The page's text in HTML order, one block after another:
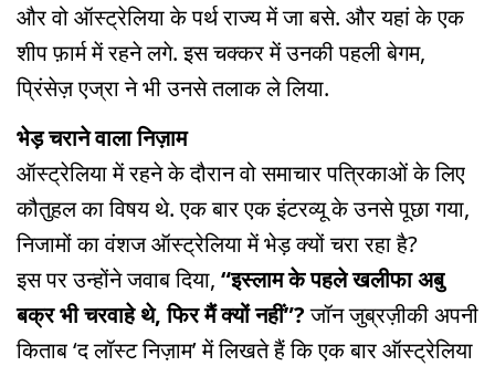
और वो ऑस्ट्रेलिया के पर्थ राज्य में जा बसे. और यहां के एक
शीप फ़ार्म में रहने लगे. इस चक्कर में उनकी पहली बेगम,
प्रिंसेज़ एज्रा ने भी उनसे तलाक ले लिया.
भेड़ चराने वाला निज़ाम
ऑस्ट्रेलिया में रहने के दौरान वो समाचार पत्रिकाओं के लिए
कौतुहल का विषय थे. एक बार एक इंटरव्यू के उनसे पूछा गया,
निजामों का वंशज ऑस्ट्रेलिया में भेड़ क्यों चरा रहा है?
इस पर उन्होंने जवाब दिया, “इस्लाम के पहले खलीफा अबु
बक्र भी चरवाहे थे, फिर मैं क्यों नहीं”?जॉन जुब्रज़ीकी अपनी
किताब ‘द लॉस्ट निज़ाम’ में लिखते हैं कि एक बार ऑस्ट्रेलिया